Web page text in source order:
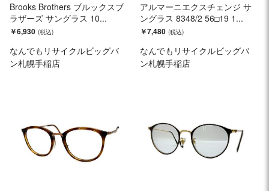
Brooks Brothers ブルックスブ
ラザーズ サングラス 10...
￥6,930
なんでもリサイクルビッグバ
ン札幌手稲店
アルマーニエクスチェンジ サ
ングラス 8348/2 56□19 1...
￥7,480
なんでもリサイクルビッグバ
ン札幌手稲店